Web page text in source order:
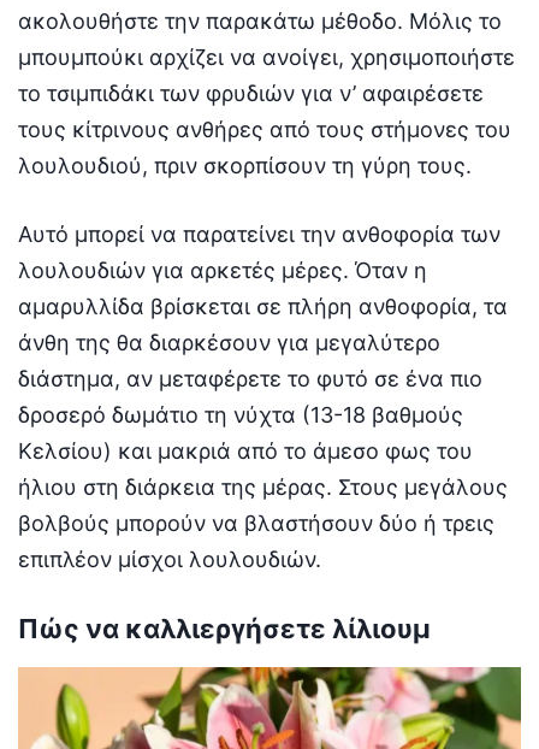
ακολουθήστε την παρακάτω μέθοδο. Μόλις το
μπουμπούκι αρχίζει να ανοίγει, χρησιμοποιήστε
το τσιμπιδάκι των φρυδιών για ν’ αφαιρέσετε
τους κίτρινους ανθήρες από τους στήμονες του
λουλουδιού, πριν σκορπίσουν τη γύρη τους.
Αυτό μπορεί να παρατείνει την ανθοφορία των
λουλουδιών για αρκετές μέρες. Όταν η
αμαρυλλίδα βρίσκεται σε πλήρη ανθοφορία, τα
άνθη της θα διαρκέσουν για μεγαλύτερο
διάστημα, αν μεταφέρετε το φυτό σε ένα πιο
δροσερό δωμάτιο τη νύχτα (13-18 βαθμούς
Κελσίου) και μακριά από το άμεσο φως του
ήλιου στη διάρκεια της μέρας. Στους μεγάλους
βολβούς μπορούν να βλαστήσουν δύο ή τρεις
επιπλέον μίσχοι λουλουδιών.
Πώς να καλλιεργήσετε λίλιουμ